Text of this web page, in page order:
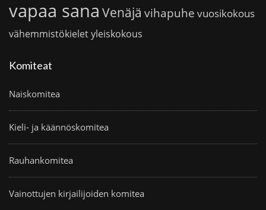
vapaa sana Venäjä vihapuhe vuosikokous
vähemmistökieletyleiskokous
Komiteat
Naiskomitea
Kieli- ja käännöskomitea
Rauhankomitea
Vainottujen kirjailijoiden komitea